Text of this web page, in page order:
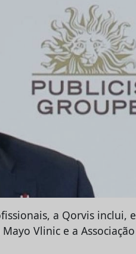
a Qorvis inclui,
Vlinic e a